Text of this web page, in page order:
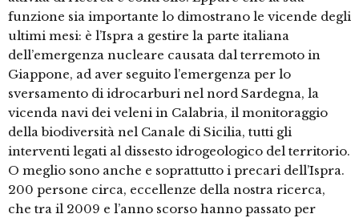
funzione sia importante lo dimostrano le vicende degli
ultimi mesi: è l’Ispra a gestire la parte italiana
dell’emergenza nucleare causata dal terremoto in
Giappone, ad aver seguito l’emergenza per lo
sversamento di idrocarburi nel nord Sardegna, la
vicenda navi dei veleni in Calabria, il monitoraggio
della biodiversità nel Canale di Sicilia, tutti gli
interventi legati al dissesto idrogeologico del territorio.
O meglio sono anche e soprattutto i precari dell’Ispra.
200 persone circa, eccellenze della nostra ricerca,
che tra il 2009 e l’anno scorso hanno passato per